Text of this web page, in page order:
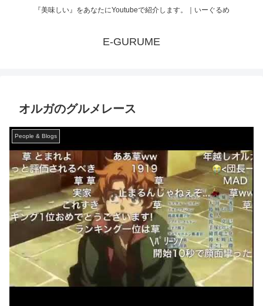
『美味しい』をあなたにYoutubeで紹介します。｜いーぐるめ
E-GURUME
オルガのグルメレース
People & Blogs